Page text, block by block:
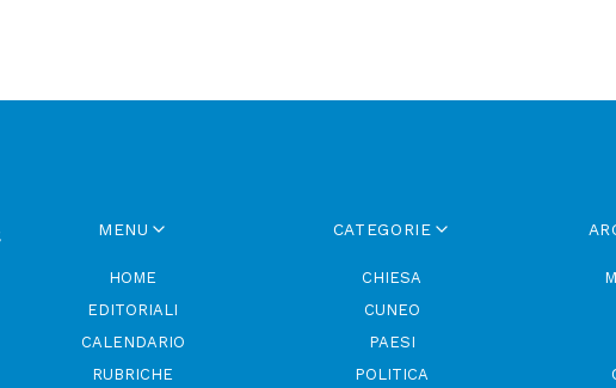
MENU
HOME
EDITORIALI
CALENDARIO
RUBRICHE
CATEGORIE
CHIESA
CUNEO
PAESI
POLITICA